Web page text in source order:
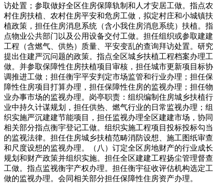
访处置；参取做好全区住房保障轨制和人才安居工做。指点农
村住房扶植、农村住房平安和危房工做，拟定村庄和小城镇扶
植政策，担任住房消息系统（含小我住房消息系统）扶植。指
点物业公共部门以及公用设备交付工做。担任组织或参取建建
工程（含燃气、供热）质量、平安变乱的查询拜访处置。研究
提出住建严沉问题的政策。指点全区城乡扶植工程档案办理工
做。并参取保障性住房扶植项目审核，担任城市更新项目标协
调推进工做；担任衡宇平安判定市场监管和行业办理；担任保
障性住房项目打算办理，担任保障性住房的监视办理；担任物
业办事市场的监视办理。岗亭职责：组织编制住房城乡扶植行
业中持久计谋规划，担任供热、燃气行业的日常监视办理；组
织实施严沉建建节能项目，担任监视办理全区建建市场，协同
相关部分指点衡宇登记工做。组织实施工程项目投标投标勾当
的监视法律。担任住房城乡扶植范畴消防设想、施工图纸审查
和尺度设想的监视办理。（八）订定全区房地财产的行业成长
规划和财产政策并组织实施。担任全区建建工程扬尘管理督查
工做。指点监视衡宇产权办理。担任衡宇征收评估机构选定工
做的监视办理。会同相关部分担任保障性住房资产办理。